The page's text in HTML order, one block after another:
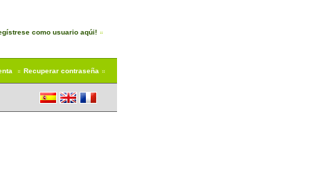
como usuario aqúi!
Recuperar contraseña